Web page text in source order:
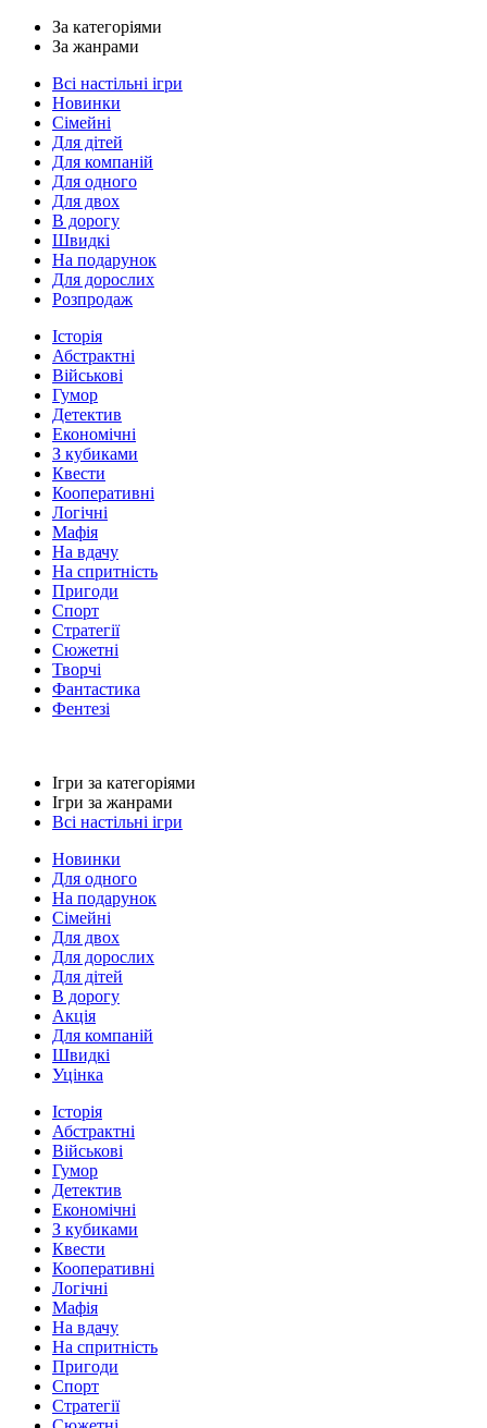
За категоріями
За жанрами
Всі настільні ігри
Новинки
Сімейні
Для дітей
Для компаній
Для одного
Для двох
В дорогу
Швидкі
На подарунок
Для дорослих
Розпродаж
Історія
Абстрактні
Військові
Гумор
Детектив
Економічні
З кубиками
Квести
Кооперативні
Логічні
Мафія
На вдачу
На спритність
Пригоди
Спорт
Стратегії
Сюжетні
Творчі
Фантастика
Фентезі
Ігри за категоріями
Ігри за жанрами
Всі настільні ігри
Новинки
Для одного
На подарунок
Сімейні
Для двох
Для дорослих
Для дітей
В дорогу
Акція
Для компаній
Швидкі
Уцінка
Історія
Абстрактні
Військові
Гумор
Детектив
Економічні
З кубиками
Квести
Кооперативні
Логічні
Мафія
На вдачу
На спритність
Пригоди
Спорт
Стратегії